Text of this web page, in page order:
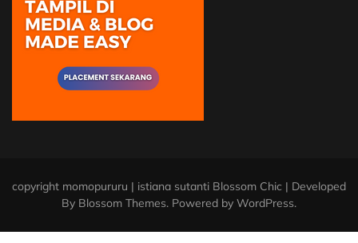
copyright momopururu | istiana sutanti Blossom Chic | Developed
By Blossom Themes. Powered by WordPress.